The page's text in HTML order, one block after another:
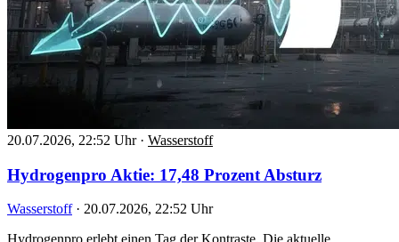
20.07.2026, 22:52 Uhr · Wasserstoff
Hydrogenpro Aktie: 17,48 Prozent Absturz
Wasserstoff · 20.07.2026, 22:52 Uhr